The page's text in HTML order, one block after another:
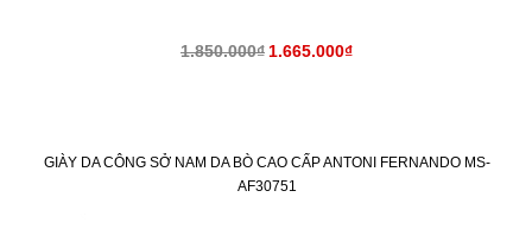
1.850.000₫1.665.000₫
GIÀY DA CÔNG SỞ NAM DA BÒ CAO CẤP ANTONI FERNANDO MS-
AF30751